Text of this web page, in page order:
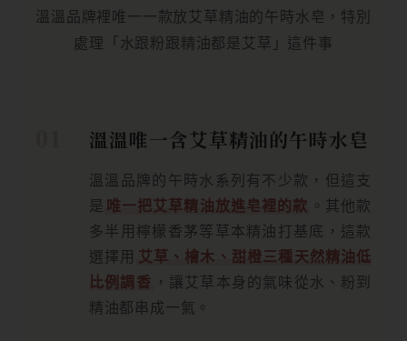
溫溫品牌裡唯一一款放艾草精油的午時水皂，特別
處理「水跟粉跟精油都是艾草」這件事
溫溫唯一含艾草精油的午時水皂
溫溫品牌的午時水系列有不少款，但這支
是 唯一把艾草精油放進皂裡的款 。其他款
多半用檸檬香茅等草本精油打基底，這款
選擇用 艾草、檜木、甜橙三種天然精油低
比例調香 ，讓艾草本身的氣味從水、粉到
精油都串成一氣。